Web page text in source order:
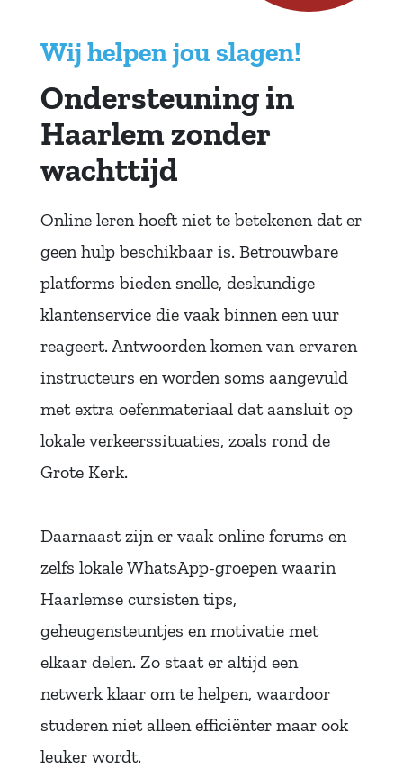
Wij helpen jou slagen!
Ondersteuning in
Haarlem zonder
wachttijd
Online leren hoeft niet te betekenen dat er
geen hulp beschikbaar is. Betrouwbare
platforms bieden snelle, deskundige
klantenservice die vaak binnen een uur
reageert. Antwoorden komen van ervaren
instructeurs en worden soms aangevuld
met extra oefenmateriaal dat aansluit op
lokale verkeerssituaties, zoals rond de
Grote Kerk.
Daarnaast zijn er vaak online forums en
zelfs lokale WhatsApp-groepen waarin
Haarlemse cursisten tips,
geheugensteuntjes en motivatie met
elkaar delen. Zo staat er altijd een
netwerk klaar om te helpen, waardoor
studeren niet alleen efficiënter maar ook
leuker wordt.